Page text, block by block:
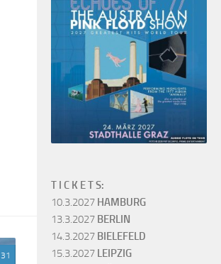
31
T I C K E T S:
10.3.2027 HAMBURG
13.3.2027 BERLIN
14.3.2027 BIELEFELD
15.3.2027 LEIPZIG